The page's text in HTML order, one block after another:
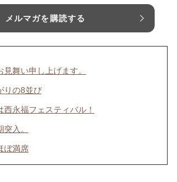
メルマガを購読する
見舞い申し上げます。
りの8並び
西永福フェスティバル！
入。
ぼ満席
のために頑張れる。